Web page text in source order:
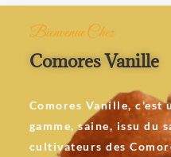
Bienvenue Chez
Comores Vanille
Comores Vanille, c'est
gamme, saine, issu du
cultivateurs des